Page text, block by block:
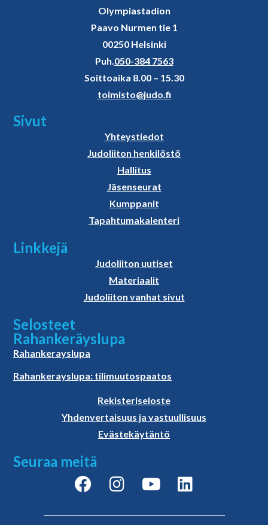
Olympiastadion
Paavo Nurmen tie 1
00250 Helsinki
Puh.050-384 7563
Soittoaika 8.00 – 15.30
toimisto@judo.fi
Sivut
Yhteystiedot
Judoliiton henkilöstö
Hallitus
Jäsenseurat
Kumppanit
Tapahtumakalenteri
Linkkejä
Judoliiton uutiset
Materiaalit
Judoliiton vanhat sivut
Selosteet
Rahankeräyslupa
Rahankerayslupa
Rahankerayslupa: tilimuutospaatos
Rekisteriseloste
Yhdenvertaisuus ja vastuullisuus
Evästekäytäntö
Seuraa meitä